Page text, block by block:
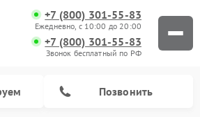
+7 (800) 301-55-83
Ежедневно, с 10:00 до 20:00
+7 (800) 301-55-83
Звонок бесплатный по РФ
Позвонить